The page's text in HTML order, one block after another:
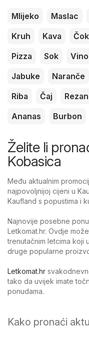
Mlijeko Maslac
Kruh
Kava
Pizza
Sok Vino
Jabuke
Naranče
Riba
Čaj
Ananas
Burbon
Želite li
Kobasica
Među aktualnim
najpovoljnijoj cijeni u
Kaufland s popustima i
Najnovije posebne
Letkomat.hr. Ovdje
trenutačnim letcima koji
druge popularne
Letkomat.hr
tako da uvijek imate
ponudama.
Kako pronaći